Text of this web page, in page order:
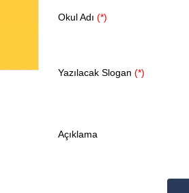
Okul Adı (*)
Yazılacak Slogan (*)
Açıklama